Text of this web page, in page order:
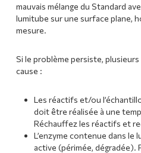
mauvais mélange du Standard
lumitube sur une surface plane,
mesure.
Si le problème persiste,
cause :
Les réactifs et/ou
doit être réalisée à une
Réchauffez les réactifs et
L’enzyme contenue dans le
active (périmée, dégradée).